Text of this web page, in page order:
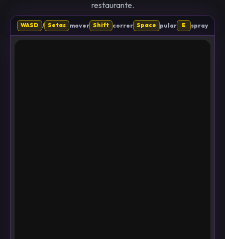
restaurante.
WASD / Setas mover Shift correr Space pular E spray